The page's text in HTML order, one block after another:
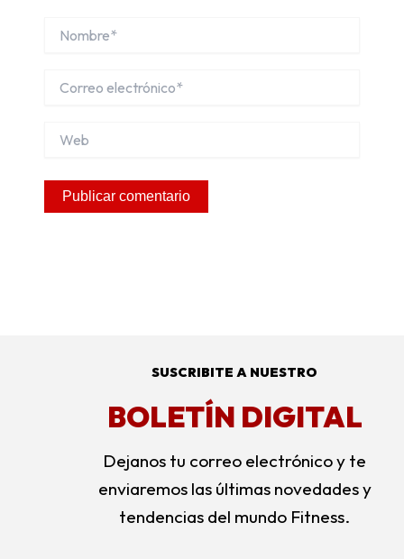
electrónico*
SUSCRIBITE A NUESTRO
BOLETÍN DIGITAL
Dejanos tu correo electrónico y te
enviaremos las últimas novedades y
tendencias del mundo Fitness.